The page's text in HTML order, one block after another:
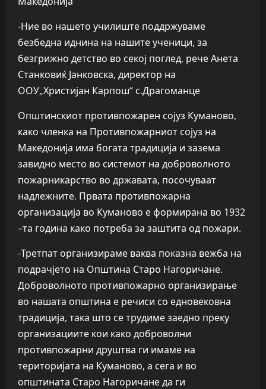
-Ние во нашето училиште поддржуваме
безбедна иднина на нашите ученици, за
безгрижно детство во секој поглед, рече Анета
Станковиќ Јанковска, директор на
ООУ„Христијан Карпош“ с.Драгоманце
Општинскиот противпожарен сојуз Куманово,
како членка на Противпожарниот сојуз на
Македонија има богата традиција и зазема
завидно место во системот на доброволното
пожарникарство во државата, посочуваат
надлежните. Првата противпожарна
организација во Куманово е формирана во 1932
–та година како потреба за заштита од пожари.
-Третпат организираме ваква показна вежба на
подрачјето на Општина Старо Нагоричане.
Доброволното противпожарно организирање
во нашата општина е речиси со едновековна
традиција, така што се трудиме заедно преку
организациите кои како доброволни
противпожарни друштва ги имаме на
територијата на Куманово, а сега и во
општината Старо Нагоричане да ги